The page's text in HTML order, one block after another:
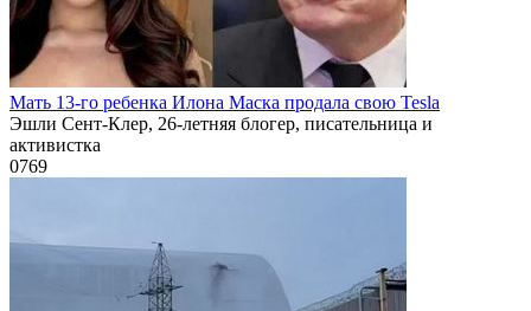
Мать 13-го ребенка Илона Маска продала свою Tesla
Эшли Сент-Клер, 26-летняя блогер, писательница и
активистка
0769